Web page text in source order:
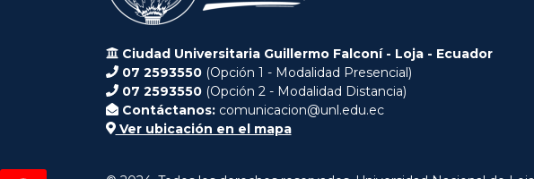
Ciudad Universitaria Guillermo Falconí - Loja - Ecuador
07 2593550 (Opción 1 - Modalidad Presencial)
07 2593550 (Opción 2 - Modalidad Distancia)
Contáctanos: comunicacion@unl.edu.ec
Ver ubicación en el mapa